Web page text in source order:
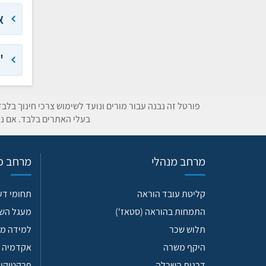
פורטל זה נבנה עבור מורים ונועד לשימוש צרכי חינוך
בעלי האתרים בלבד. אם
מרחב מנהלי
קליטת עובד הוראה
התמחות בהוראה (סטאז')
תלוש שכר
היקף משרה
מרחב
תחומי
מעגל
למידה